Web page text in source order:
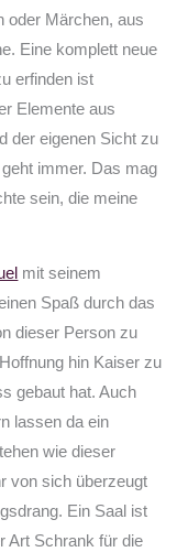
oder Märchen, aus
Eine komplett neue
erfinden ist
Elemente aus
der eigenen Sicht zu
immer. Das mag
sein, die meine
mit seinem
Spaß durch das
dieser Person zu
hin Kaiser zu
gebaut hat. Auch
lassen da ein
wie dieser
von sich überzeugt
Ein Saal ist
Art Schrank für die